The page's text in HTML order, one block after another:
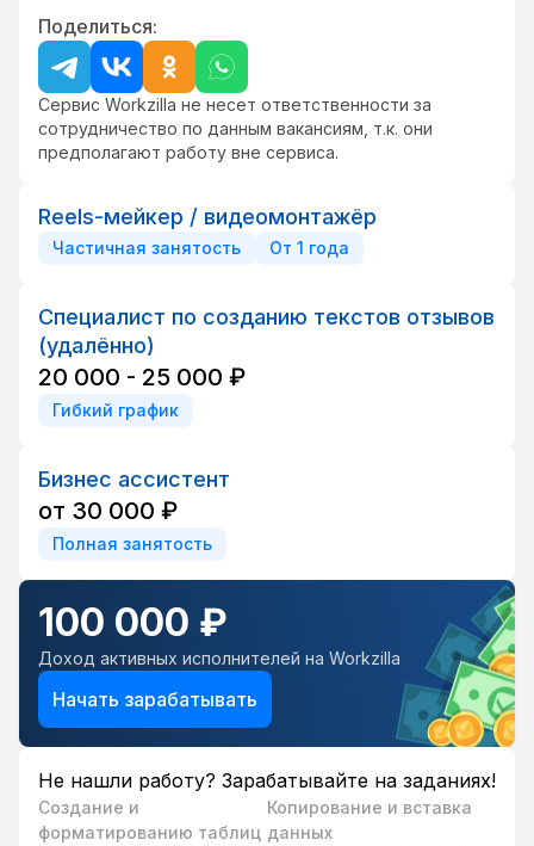
Поделиться:
Сервис Workzilla не несет ответственности за
сотрудничество по данным вакансиям, т.к. они
предполагают работу вне сервиса.
Reels-мейкер / видеомонтажёр
Частичная занятость От 1 года
Специалист по созданию текстов отзывов
(удалённо)
20 000 - 25 000 ₽
Гибкий график
Бизнес ассистент
от 30 000 ₽
Полная занятость
100 000 ₽
Доход активных исполнителей на Workzilla
Начать зарабатывать
Не нашли работу? Зарабатывайте на заданиях!
Создание и
форматированию таблиц
Копирование и вставка
данных